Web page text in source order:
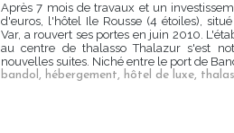
Après 7 mois de travaux et un
d'euros, l'hôtel Ile Rousse (4 étoiles),
Var, a rouvert ses portes en juin 2010.
au centre de thalasso Thalazur s'est
nouvelles suites. Niché entre le port de
bandol, hébergement, hôtel de luxe,